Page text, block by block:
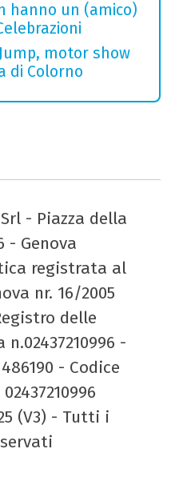
hanno un (amico)
motor show
di Colorno
- Piazza della
Genova
registrata al
nr. 16/2005
delle
-
- Codice
(V3) - Tutti i